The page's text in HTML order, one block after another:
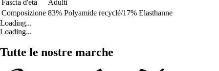
Fascia d'età
Adulti
Composizione 83% Polyamide recyclé/17% Elasthanne
Loading...
Loading...
Tutte le nostre marche